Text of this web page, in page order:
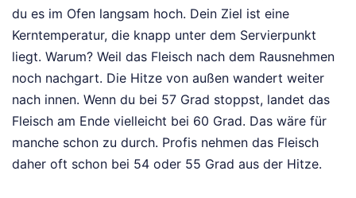
du es im Ofen langsam hoch. Dein Ziel ist eine
Kerntemperatur, die knapp unter dem Servierpunkt
liegt. Warum? Weil das Fleisch nach dem Rausnehmen
noch nachgart. Die Hitze von außen wandert weiter
nach innen. Wenn du bei 57 Grad stoppst, landet das
Fleisch am Ende vielleicht bei 60 Grad. Das wäre für
manche schon zu durch. Profis nehmen das Fleisch
daher oft schon bei 54 oder 55 Grad aus der Hitze.